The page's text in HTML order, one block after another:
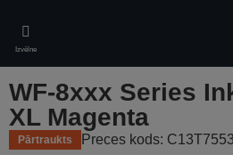
main
content
Izvēlne
WF-8xxx Series
XL Magenta
Pārtraukts Preces kods: